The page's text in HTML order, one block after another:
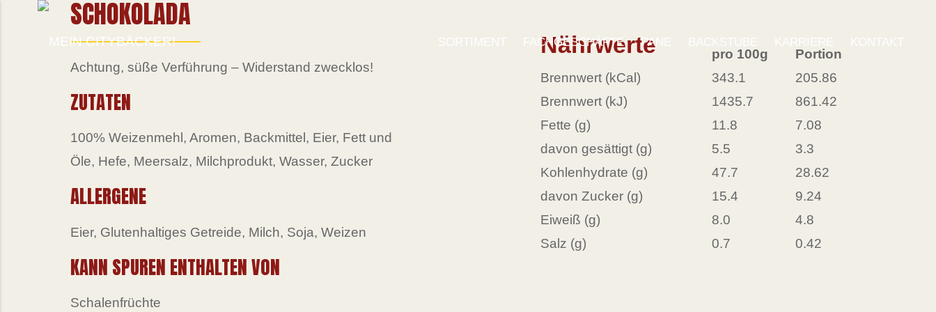
SORTIMENT FACHGESCHÄFTE PANE BACKSTUBE KARRIERE KONTAKT
SCHOKOLADA
Achtung, süße Verführung – Widerstand zwecklos!
ZUTATEN
100% Weizenmehl, Aromen, Backmittel, Eier, Fett und
Öle, Hefe, Meersalz, Milchprodukt, Wasser, Zucker
ALLERGENE
Eier, Glutenhaltiges Getreide, Milch, Soja, Weizen
KANN SPUREN ENTHALTEN VON
Schalenfrüchte
Nährwerte pro 100g
Portion
Brennwert (kCal)
343.1
205.86
Brennwert (kJ)
1435.7
861.42
Fette (g)
11.8
7.08
davon gesättigt (g)
5.5
3.3
Kohlenhydrate (g)
47.7
28.62
davon Zucker (g)
15.4
9.24
Eiweiß (g)
8.0
4.8
Salz (g)
0.7 0.42